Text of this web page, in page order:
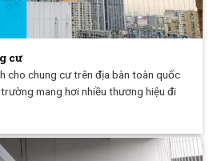
cư
cho chung cư trên địa bàn toàn quốc
mang hơi nhiều thương hiệu đi